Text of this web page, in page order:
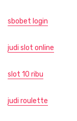
sbobet login
judi slot online
slot 10 ribu
judi roulette